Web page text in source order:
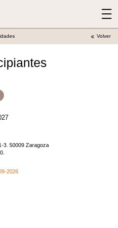
Volver
3. 50009 Zaragoza
2026